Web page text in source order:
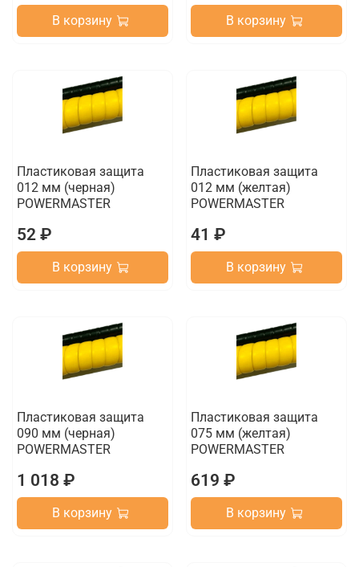
В корзину В корзину
Пластиковая защита
012 мм (черная)
POWERMASTER
52 ₽
В корзину
Пластиковая защита
012 мм (желтая)
POWERMASTER
41 ₽
В корзину
Пластиковая защита
090 мм (черная)
POWERMASTER
1 018 ₽
В корзину
Пластиковая защита
075 мм (желтая)
POWERMASTER
619 ₽
В корзину